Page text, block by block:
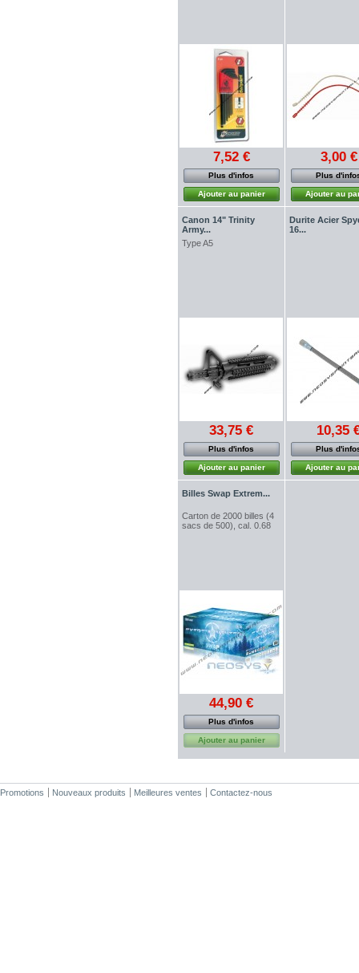
7,52 €
Plus d'infos
Ajouter au panier
3,00 €
Plus
Ajouter au
Canon 14" Trinity
Army...
Type A5
33,75 €
Plus d'infos
Ajouter au panier
Durite Acier
16...
10,35
Plus
Ajouter au
Billes Swap Extrem...
Carton de 2000 billes (4
sacs de 500), cal. 0.68
44,90 €
Plus d'infos
Ajouter au panier
Promotions Nouveaux produits Meilleures ventes Contactez-nous